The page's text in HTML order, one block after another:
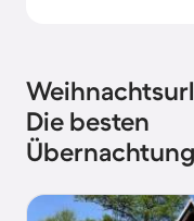
Die besten